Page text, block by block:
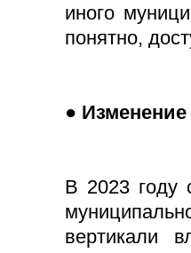
иного
понятно,
●
В 2023 году
вертикали